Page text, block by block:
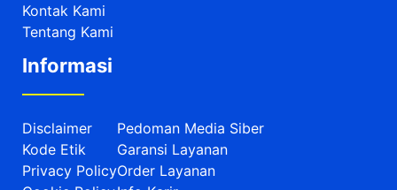
Kontak Kami
Tentang Kami
Informasi
Disclaimer
Kode Etik
Privacy Policy
Pedoman Media Siber
Garansi Layanan
Order Layanan